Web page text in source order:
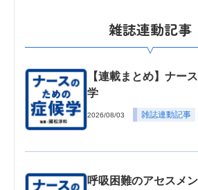
雑誌連動記事
【連載まとめ】ナー
学
2026/08/03 雑誌連動記事
呼吸困難のアセスメ